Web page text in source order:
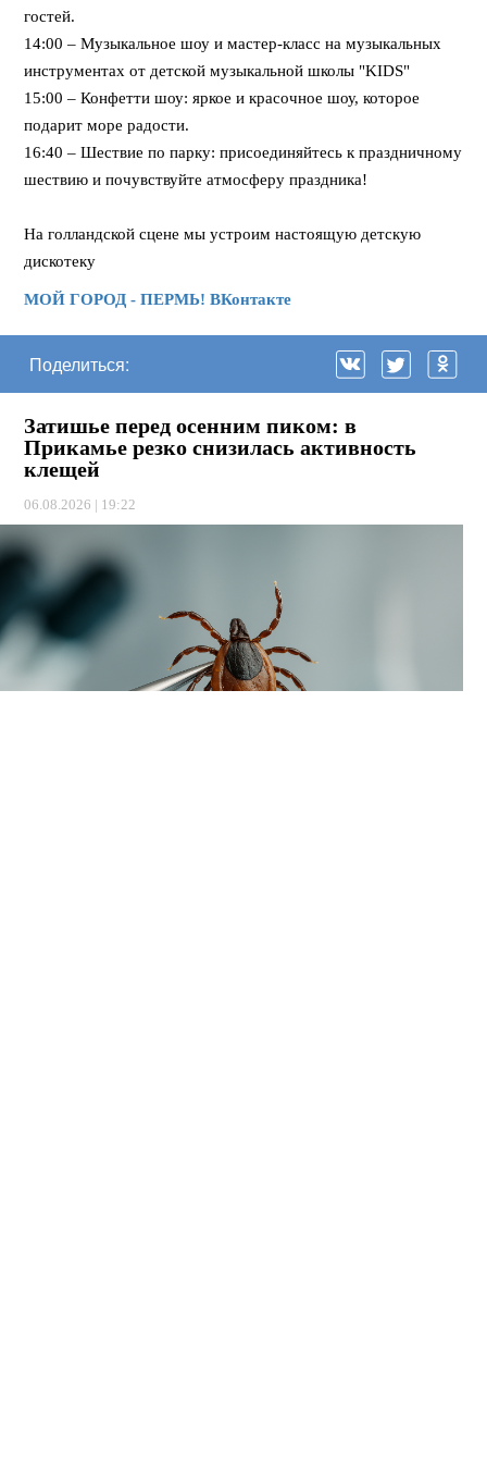
гостей.
14:00 – Музыкальное шоу и мастер-класс на музыкальных
инструментах от детской музыкальной школы "KIDS"
15:00 – Конфетти шоу: яркое и красочное шоу, которое
подарит море радости.
16:40 – Шествие по парку: присоединяйтесь к праздничному
шествию и почувствуйте атмосферу праздника!
На голландской сцене мы устроим настоящую детскую
дискотеку
МОЙ ГОРОД - ПЕРМЬ! ВКонтакте
Поделиться:
Затишье перед осенним пиком: в
Прикамье резко снизилась активность
клещей
06.08.2026 | 19:22